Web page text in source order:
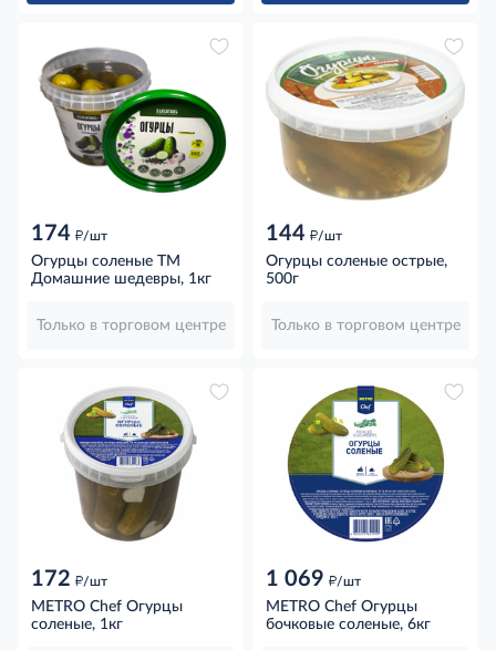
174 д/шт
Огурцы соленые ТМ
Домашние шедевры, 1кг
Только в торговом центре
144 д/шт
Огурцы соленые острые,
500г
Только в торговом центре
172 д/шт
METRO Chef Огурцы
соленые, 1кг
1 069 д/шт
METRO Chef Огурцы
бочковые соленые, 6кг